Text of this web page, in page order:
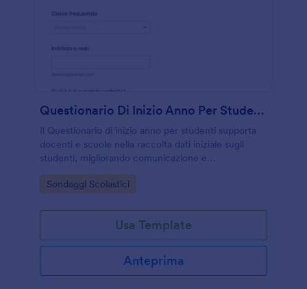
Questionario Di Inizio Anno Per Studenti
Il Questionario di inizio anno per studenti supporta
docenti e scuole nella raccolta dati iniziale sugli
studenti, migliorando comunicazione e
pianificazione didattica con un modello di modulo
pronto all’uso su Jotform.
Go to Category:
Sondaggi Scolastici
Usa Template
Anteprima